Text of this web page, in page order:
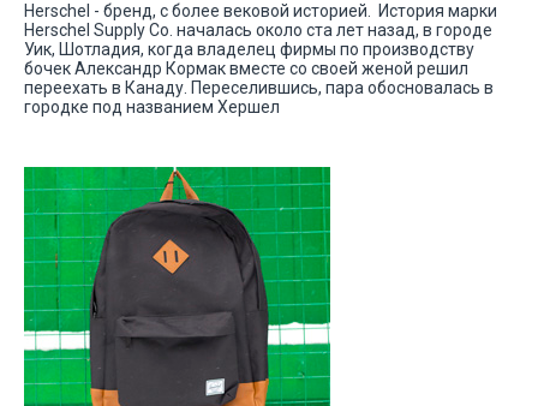
Herschel - бренд, с более вековой историей. История марки
Herschel Supply Co. началась около ста лет назад, в городе
Уик, Шотладия, когда владелец фирмы по производству
бочек Александр Кормак вместе со своей женой решил
переехать в Канаду. Переселившись, пара обосновалась в
городке под названием Хершел